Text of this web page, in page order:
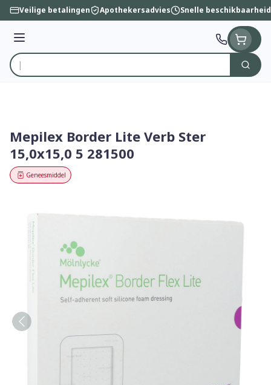
Ga naar de inhoud
Veilige betalingen Apothekersadvies Snelle beschikbaarheid
Menu
Product, merk, categorie...
Zoek
Mepilex Border Lite Verb Ster
15,0x15,0 5 281500
Geneesmiddel